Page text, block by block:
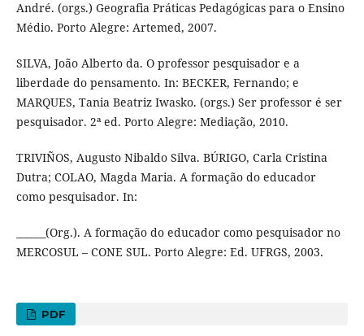
André. (orgs.) Geografia Práticas Pedagógicas para o Ensino
Médio. Porto Alegre: Artemed, 2007.
SILVA, João Alberto da. O professor pesquisador e a
liberdade do pensamento. In: BECKER, Fernando; e
MARQUES, Tania Beatriz Iwasko. (orgs.) Ser professor é ser
pesquisador. 2ª ed. Porto Alegre: Mediação, 2010.
TRIVIÑOS, Augusto Nibaldo Silva. BÚRIGO, Carla Cristina
Dutra; COLAO, Magda Maria. A formação do educador
como pesquisador. In:
______(Org.). A formação do educador como pesquisador no
MERCOSUL – CONE SUL. Porto Alegre: Ed. UFRGS, 2003.
PDF